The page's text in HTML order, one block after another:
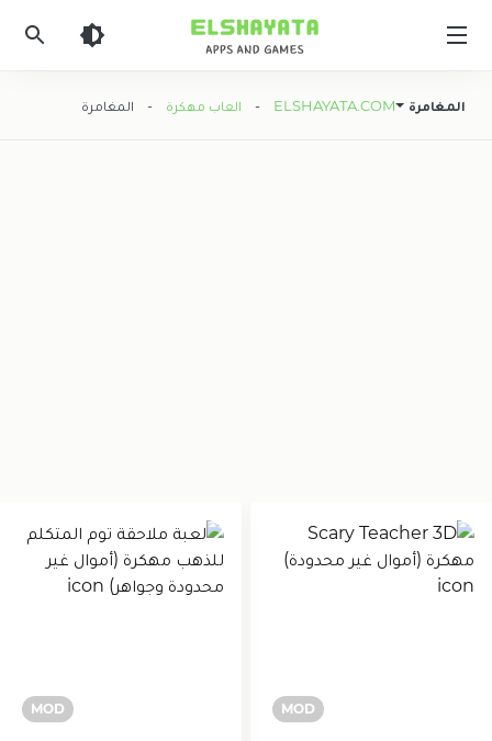
المغامرة ELSHAYATA.COM
- العاب مهكرة - المغامرة